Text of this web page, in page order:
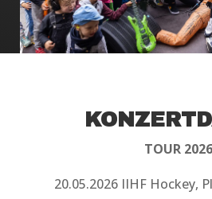
TOUR 2026
20.05.2026 IIHF Hockey,